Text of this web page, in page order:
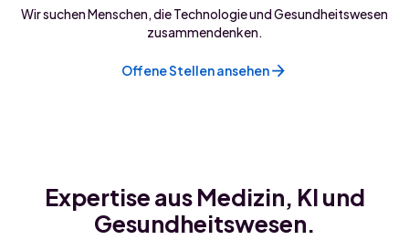
Wir suchen Menschen, die Technologie und Gesundheitswesen
zusammendenken.
Offene Stellen ansehen
Expertise aus Medizin, KI und
Gesundheitswesen.